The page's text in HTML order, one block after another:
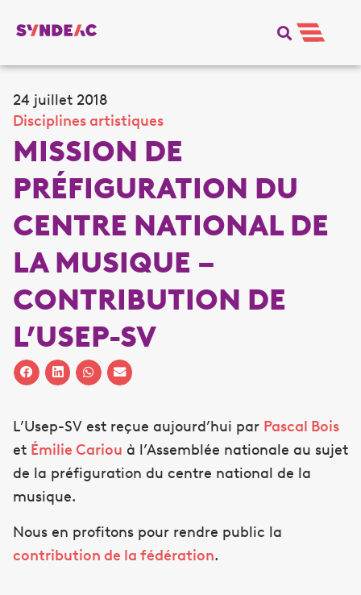
24 juillet 2018
Disciplines artistiques
MISSION DE
PRÉFIGURATION DU
CENTRE NATIONAL DE
LA MUSIQUE –
CONTRIBUTION DE
L’USEP-SV
L’Usep-SV est reçue aujourd’hui par Pascal Bois
et Émilie Cariou à l’Assemblée nationale au sujet
de la préfiguration du centre national de la
musique.
Nous en profitons pour rendre public la
contribution de la fédération.